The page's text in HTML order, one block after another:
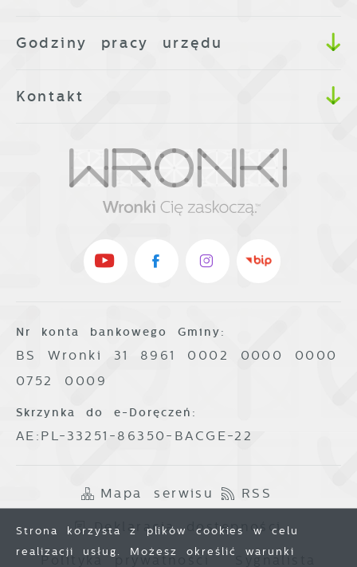
Godziny pracy urzędu
Kontakt
Nr konta bankowego Gminy:
BS Wronki 31 8961 0002 0000 0000
0752 0009
Skrzynka do e-Doręczeń:
AE:PL-33251-86350-BACGE-22
Mapa serwisu RSS
Deklaracja dostępności
Polityka prywatności Sygnalista
Strona korzysta z plików cookies w celu
realizacji usług. Możesz określić warunki